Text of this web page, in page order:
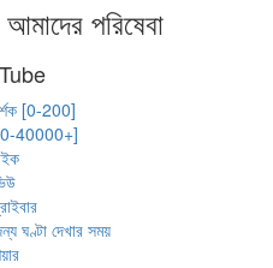
পরিষেবা
[0-200]
40000+]
ঘণ্টা দেখার সময়